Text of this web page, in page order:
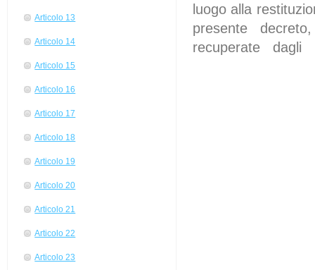
Articolo 13
Articolo 14
Articolo 15
Articolo 16
Articolo 17
Articolo 18
Articolo 19
Articolo 20
Articolo 21
Articolo 22
Articolo 23
luogo alla
presente
recuperate dagli